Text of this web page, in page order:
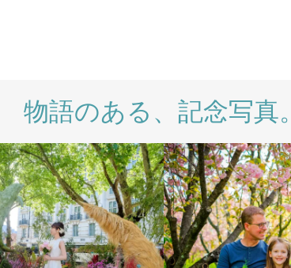
物語のある、記念写真。